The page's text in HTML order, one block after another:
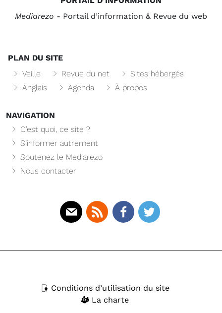
Mediarezo - Portail d’information & Revue du web
PLAN DU SITE
Veille
Revue du net
Sites hébergés
Anglais
Agenda À propos
NAVIGATION
C’est quoi, ce site ?
S’informer autrement
Soutenez le Mediarezo
Nous contacter
Conditions d’utilisation du site
La charte